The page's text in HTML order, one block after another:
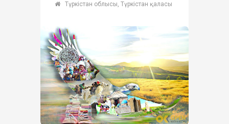
Түркістан облысы, Түркістан қаласы